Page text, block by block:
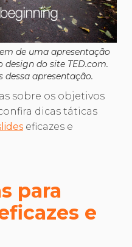
de uma apresentação
do site TED.com.
dessa apresentação.
sobre os objetivos
dicas táticas
eficazes e
para
e